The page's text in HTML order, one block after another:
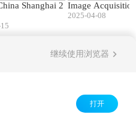
Shanghai 2 Image Acquisition
2025-04-08
继续使用浏览器
打开